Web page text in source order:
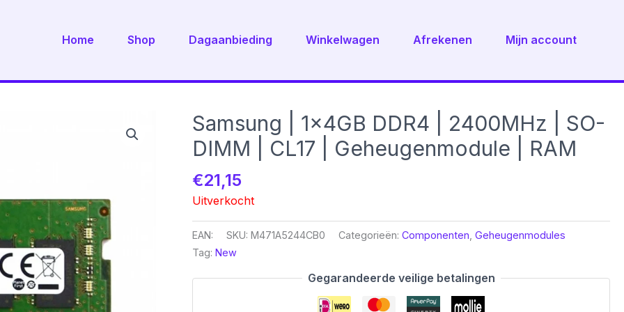
Home Shop Dagaanbieding Winkelwagen Afrekenen Mijn account
Samsung | 1x4GB DDR4 | 2400MHz | SO-
DIMM | CL17 | Geheugenmodule | RAM
€21,15
Uitverkocht
EAN: SKU:M471A5244CB0 Categorieën:Componenten ,Geheugenmodules
Tag:New
Gegarandeerde veilige betalingen